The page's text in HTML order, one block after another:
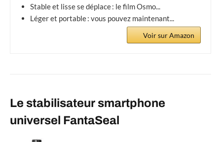
Stable et lisse se déplace : le film Osmo...
Léger et portable : vous pouvez maintenant...
Voir sur Amazon
Le stabilisateur smartphone
universel FantaSeal